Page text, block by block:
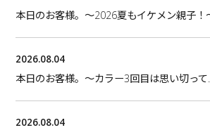
本日のお客様。〜2026夏もイケメン親子！
2026.08.04
本日のお客様。〜カラー3回目は思い切っ
2026.08.04